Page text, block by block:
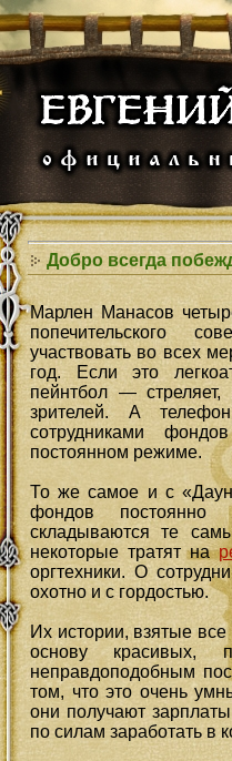
Добро всегда
Марлен Манасов
попечительского
участвовать во всех
год. Если это
пейнтбол —
зрителей. А
сотрудниками
постоянном режиме.
То же самое и с
фондов постоянно
складываются те
некоторые тратят на
оргтехники. О
охотно и с гордостью.
Их истории, взятые все
основу красивых,
неправдоподобным
том, что это очень
они получают
по силам заработать в